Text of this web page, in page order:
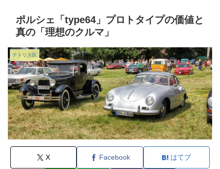
ポルシェ「type64」プロトタイプの価値と
真の「理想のクルマ」
テトリス区
X Facebook はてブ